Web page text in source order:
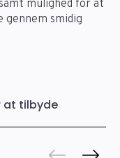
mulighed for at
gennem smidig
at tilbyde